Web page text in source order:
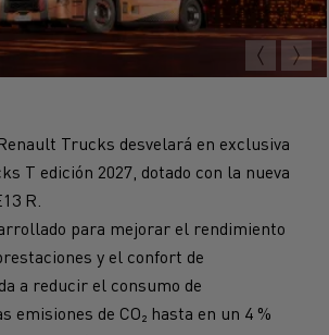
T edición 2027, dotado con la nueva
R.
para mejorar el rendimiento
y el confort de
a reducir el consumo de
de CO₂ hasta en un 4 %
generación anterior. Disponible